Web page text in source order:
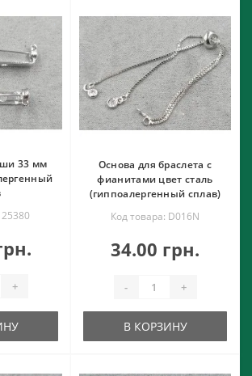
33 мм
+
Основа для браслета с
фианитами цвет сталь
(гиппоалергенный сплав)
Код товара: D016N
34.00 грн.
- +
В КОРЗИНУ